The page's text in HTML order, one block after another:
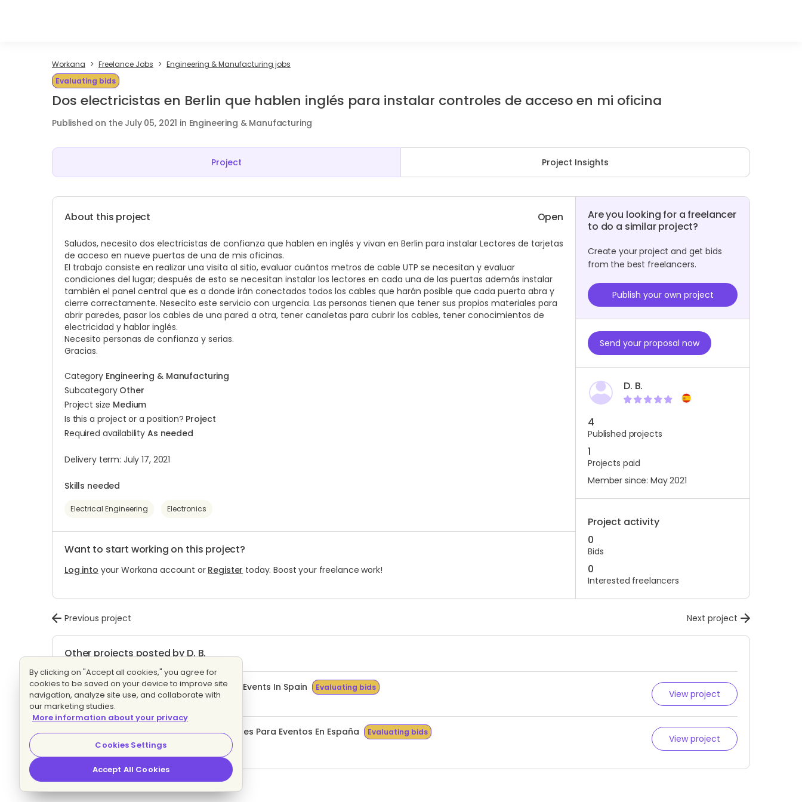
Workana Freelance Jobs
Engineering & Manufacturing jobs
Evaluating bids
Dos electricistas en Berlin que hablen inglés para instalar controles de acceso en mi oficina
Published on the July 05, 2021 in Engineering & Manufacturing
Project Project Insights
About this project Open
Saludos, necesito dos electricistas de confianza que hablen en inglés y vivan en Berlin para instalar Lectores de tarjetas
de acceso en nueve puertas de una de mis oficinas.
El trabajo consiste en realizar una visita al sitio, evaluar cuántos metros de cable UTP se necesitan y evaluar
condiciones del lugar; después de esto se necesitan instalar los lectores en cada una de las puertas además instalar
también el panel central que es a donde irán conectados todos los cables que harán posible que cada puerta abra y
cierre correctamente. Nesecito este servicio con urgencia. Las personas tienen que tener sus propios materiales para
abrir paredes, pasar los cables de una pared a otra, tener canaletas para cubrir los cables, tener conocimientos de
electricidad y hablar inglés.
Necesito personas de confianza y serias.
Gracias.
Category Engineering & Manufacturing
Subcategory Other
Project size Medium
Is this a project or a position? Project
Required availability As needed
Delivery term: July 17, 2021
Skills needed
Electrical Engineering Electronics
Want to start working on this project?
Log into your Workana account or Register today. Boost your freelance work!
Are you looking for a freelancer
to do a similar project?
Create your project and get bids
from the best freelancers.
Publish your own project
Send your proposal now
D. B.
4
Published projects
1
Projects paid
Member since: May 2021
Project activity
0
Bids
0
Interested freelancers
Previous project Next project
Other projects posted by D. B.
Creation Of A Database Of Premises For Events In Spain Evaluating bids
3 proposals Fixed price
View project
Creación De Una Base De Datos De Locales Para Eventos En España Evaluating bids
9 proposals Fixed price
View project
By clicking on "Accept all cookies," you agree for
cookies to be saved on your device to improve site
navigation, analyze site use, and collaborate with
our marketing studies.
More information about your privacy
Cookies Settings
Accept All Cookies